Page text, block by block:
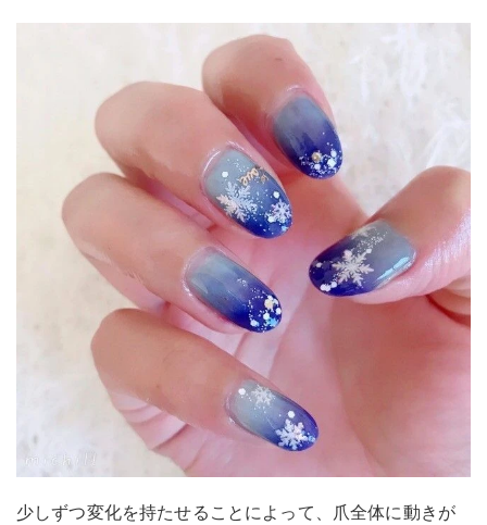
少しずつ変化を持たせることによって、爪全体に動きが